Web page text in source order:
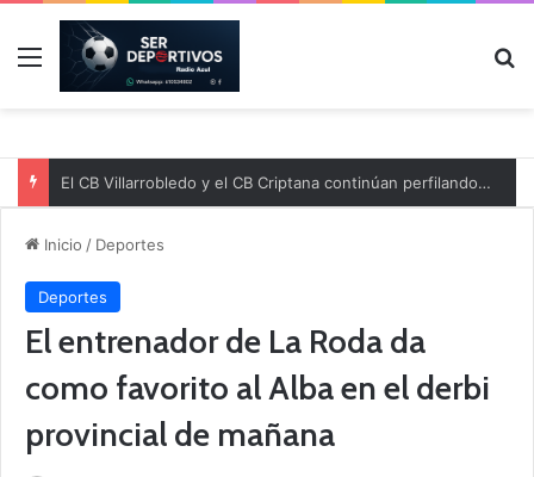
Menú
El CB Villarrobledo y el CB Criptana continúan perfilando sus plantillas
Inicio / Deportes
Deportes
El entrenador de La Roda da
como favorito al Alba en el derbi
provincial de mañana